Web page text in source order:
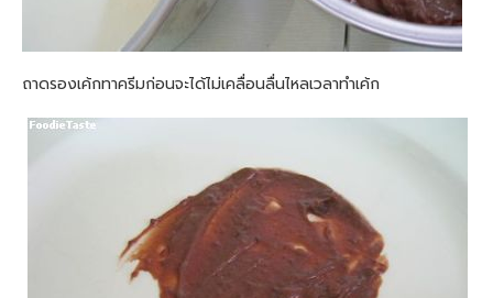
ถาดรองเค้กทาครีมก่อนจะได้ไม่เคลื่อนลื่นไหลเวลาทำเค้ก